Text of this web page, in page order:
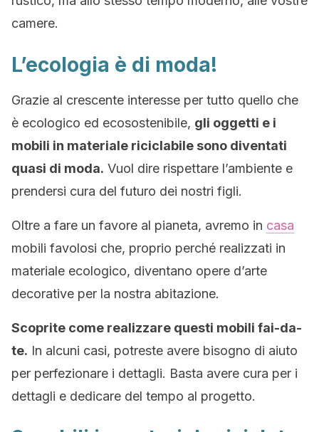
camere.
L’ecologia è di moda!
Grazie al crescente interesse per tutto quello che
è ecologico ed ecosostenibile, gli oggetti e i
mobili in materiale riciclabile sono diventati
quasi di moda. Vuol dire rispettare l’ambiente e
prendersi cura del futuro dei nostri figli.
Oltre a fare un favore al pianeta, avremo in casa
mobili favolosi che, proprio perché realizzati in
materiale ecologico, diventano opere d’arte
decorative per la nostra abitazione.
Scoprite come realizzare questi mobili fai-da-
te. In alcuni casi, potreste avere bisogno di aiuto
per perfezionare i dettagli. Basta avere cura per i
dettagli e dedicare del tempo al progetto.